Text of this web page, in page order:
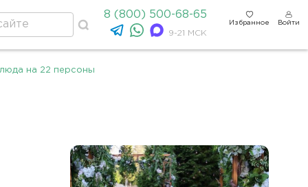
8 (800) 500-68-65
9-21 МСК
Избранное Войти
на 22 персоны